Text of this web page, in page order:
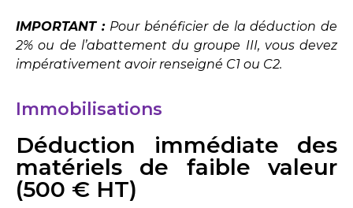
IMPORTANT : Pour bénéficier de la déduction de
2% ou de l’abattement du groupe III, vous devez
impérativement avoir renseigné C1 ou C2.
Immobilisations
Déduction immédiate des
matériels de faible valeur
(500 € HT)